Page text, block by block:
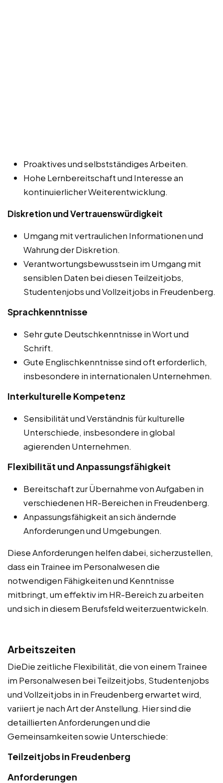
Proaktives und selbstständiges Arbeiten.
Hohe Lernbereitschaft und Interesse an
kontinuierlicher Weiterentwicklung.
Diskretion und Vertrauenswürdigkeit
Umgang mit vertraulichen Informationen und
Wahrung der Diskretion.
Verantwortungsbewusstsein im Umgang mit
sensiblen Daten bei diesen Teilzeitjobs,
Studentenjobs und Vollzeitjobs in Freudenberg.
Sprachkenntnisse
Sehr gute Deutschkenntnisse in Wort und
Schrift.
Gute Englischkenntnisse sind oft erforderlich,
insbesondere in internationalen Unternehmen.
Interkulturelle Kompetenz
Sensibilität und Verständnis für kulturelle
Unterschiede, insbesondere in global
agierenden Unternehmen.
Flexibilität und Anpassungsfähigkeit
Bereitschaft zur Übernahme von Aufgaben in
verschiedenen HR-Bereichen in Freudenberg.
Anpassungsfähigkeit an sich ändernde
Anforderungen und Umgebungen.
Diese Anforderungen helfen dabei, sicherzustellen,
dass ein Trainee im Personalwesen die
notwendigen Fähigkeiten und Kenntnisse
mitbringt, um effektiv im HR-Bereich zu arbeiten
und sich in diesem Berufsfeld weiterzuentwickeln.
Arbeitszeiten
DieDie zeitliche Flexibilität, die von einem Trainee
im Personalwesen bei Teilzeitjobs, Studentenjobs
und Vollzeitjobs in in Freudenberg erwartet wird,
variiert je nach Art der Anstellung. Hier sind die
detaillierten Anforderungen und die
Gemeinsamkeiten sowie Unterschiede:
Teilzeitjobs in Freudenberg
Anforderungen